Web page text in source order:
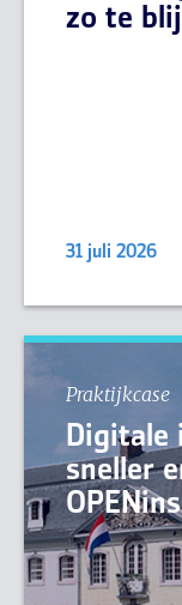
zo te
31 juli 2026
Praktijkcase
Digitale
sneller